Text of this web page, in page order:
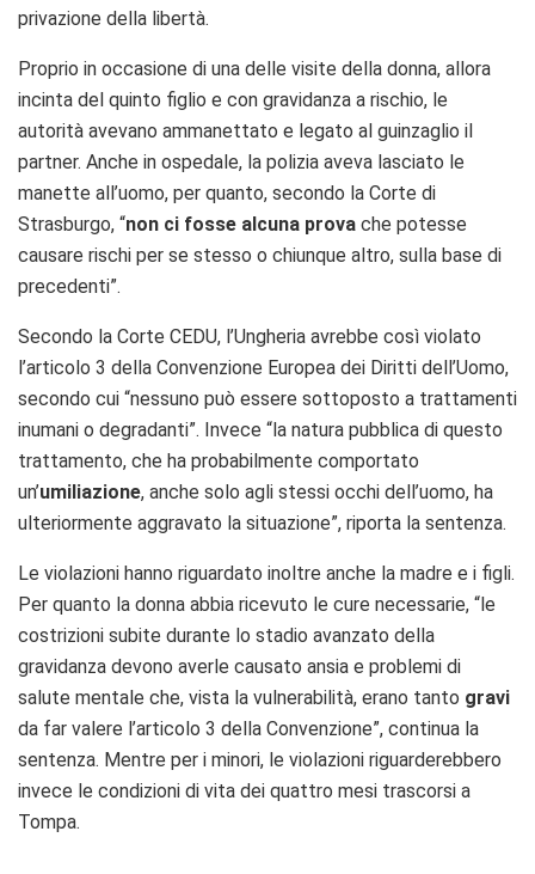
privazione della libertà.
Proprio in occasione di una delle visite della donna, allora
incinta del quinto figlio e con gravidanza a rischio, le
autorità avevano ammanettato e legato al guinzaglio il
partner. Anche in ospedale, la polizia aveva lasciato le
manette all’uomo, per quanto, secondo la Corte di
Strasburgo, “non ci fosse alcuna prova che potesse
causare rischi per se stesso o chiunque altro, sulla base di
precedenti”.
Secondo la Corte CEDU, l’Ungheria avrebbe così violato
l’articolo 3 della Convenzione Europea dei Diritti dell’Uomo,
secondo cui “nessuno può essere sottoposto a trattamenti
inumani o degradanti”. Invece “la natura pubblica di questo
trattamento, che ha probabilmente comportato
un’umiliazione, anche solo agli stessi occhi dell’uomo, ha
ulteriormente aggravato la situazione”, riporta la sentenza.
Le violazioni hanno riguardato inoltre anche la madre e i figli.
Per quanto la donna abbia ricevuto le cure necessarie, “le
costrizioni subite durante lo stadio avanzato della
gravidanza devono averle causato ansia e problemi di
salute mentale che, vista la vulnerabilità, erano tanto gravi
da far valere l’articolo 3 della Convenzione”, continua la
sentenza. Mentre per i minori, le violazioni riguarderebbero
invece le condizioni di vita dei quattro mesi trascorsi a
Tompa.